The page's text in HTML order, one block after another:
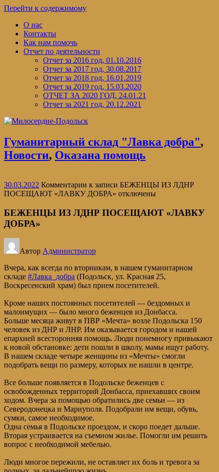
Перейти к содержимому
О нас
Контакты
Как нам помочь
Отчет по деятельности
Отчет за 2016 год, 01.10.2016
Отчет за 2017 год, 30.08.2017
Отчет за 2018 год, 16.01.2019
Отчет за 2019 год, 15.03.2020
ОТЧЕТ ЗА 2020 ГОД, 24.01.21
Отчет за 2021 год, 20.12.2021
Гуманитарный склад "Лавка добра",
Новости, Оказана помощь
30.03.2022 Комментарии к записи БЕЖЕНЦЫ ИЗ ЛДНР
ПОСЕЩАЮТ «ЛАВКУ ДОБРА» отключены
БЕЖЕНЦЫ ИЗ ЛДНР ПОСЕЩАЮТ «ЛАВКУ
ДОБРА»
Автор Администратор
Вчера, как всегда по вторникам, в нашем гуманитарном
складе #Лавка_добра (Подольск, ул. Красная 25,
Воскресенский храм) был прием посетителей.
Кроме наших постоянных посетителей — бездомных и
малоимущих — было много беженцев из Донбасса.
Больше месяца живут в ПВР «Мечта» возле Подольска 150
человек из ДНР и ЛНР. Им оказывается городом и нашей
епархией всесторонняя помощь. Люди понемногу привыкают
к новой обстановке: дети пошли в школу, мамы ищут работу.
В нашем складе четыре женщины из «Мечты» смогли
подобрать вещи по размеру, которых не нашли в центре.
Все больше появляется в Подольске беженцев с
освобожденных территорий Донбасса, приехавших своим
ходом. Вчера за помощью обратились две семьи — из
Северодонецка и Мариуполя. Подобрали им вещи, обувь,
сумки, самое необходимое.
Одна семья в Подольске проездом, и скоро поедет дальше.
Вторая устраивается на съемном жилье. Помогли им решить
вопрос с необходимой мебелью.
Люди многое пережили, не оставляет их боль и тревога за